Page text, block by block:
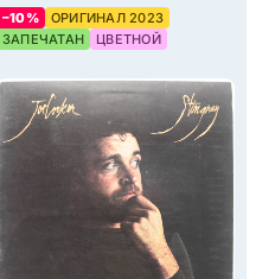
–10%
ОРИГИНАЛ 2023
ЗАПЕЧАТАН
ЦВЕТНОЙ